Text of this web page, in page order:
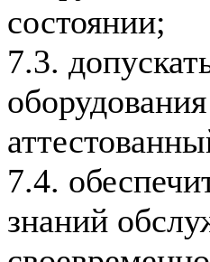
состоянии;
7.3.
7.4.
знаний